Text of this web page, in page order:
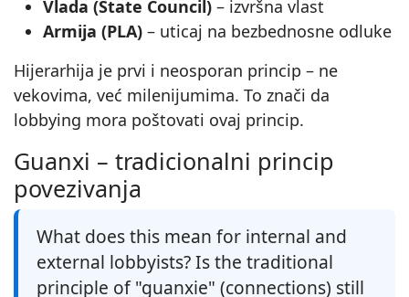
Vlada (State Council) – izvršna vlast
Armija (PLA) – uticaj na bezbednosne odluke
Hijerarhija je prvi i neosporan princip – ne
vekovima, već milenijumima. To znači da
lobbying mora poštovati ovaj princip.
Guanxi – tradicionalni princip
povezivanja
What does this mean for internal and
external lobbyists? Is the traditional
principle of "guanxie" (connections) still